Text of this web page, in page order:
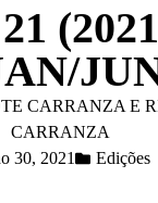
CARRANZA E
CARRANZA
30, 2021
Edições